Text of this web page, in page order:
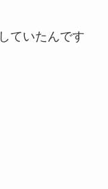
ていたんです